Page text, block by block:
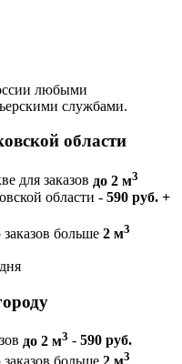
любыми
службами.
области
для заказов до 2 м3
области - 590 руб. +
больше 2 м3
до 2 м3 - 590 руб.
больше 2 м3